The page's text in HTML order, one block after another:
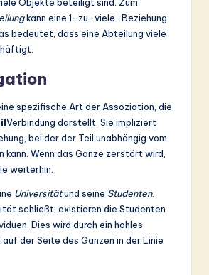
Objekte beteiligt sind. Zum
kann eine 1-zu-viele-Beziehung
bedeutet, dass eine Abteilung viele
spezifische Art der Assoziation, die
Verbindung darstellt. Sie impliziert
bei der der Teil unabhängig vom
kann. Wenn das Ganze zerstört wird,
weiterhin.
Universitätund seine Studenten.
schließt, existieren die Studenten
Dies wird durch ein hohles
der Seite des Ganzen in der Linie